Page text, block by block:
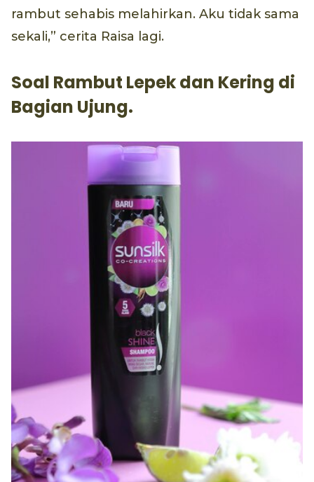
rambut sehabis melahirkan. Aku tidak sama
sekali,” cerita Raisa lagi.
Soal Rambut Lepek dan Kering di
Bagian Ujung.